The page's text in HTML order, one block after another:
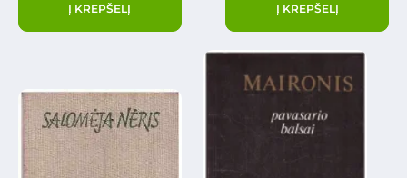
Į KREPŠELĮ Į KREPŠELĮ